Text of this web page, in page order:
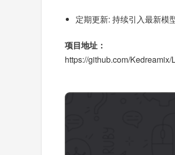
定期更新: 持续引入最新模
项目地址：
https://github.com/